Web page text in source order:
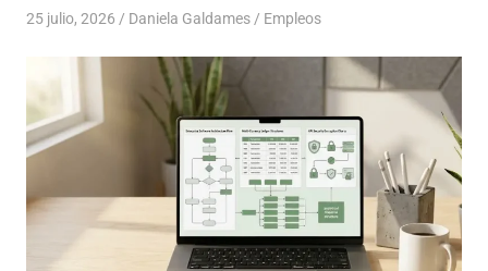
25 julio, 2026 Daniela Galdames Empleos